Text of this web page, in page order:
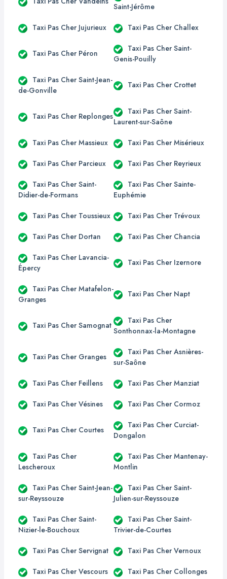
Saint-Jérôme
Taxi Pas Cher Jujurieux Taxi Pas Cher Challex
Taxi Pas Cher Péron
Taxi Pas Cher Saint-
Genis-Pouilly
Taxi Pas Cher Saint-Jean-
de-Gonville
Taxi Pas Cher Crottet
Taxi Pas Cher Replonges
Taxi Pas Cher Saint-
Laurent-sur-Saône
Taxi Pas Cher Massieux Taxi Pas Cher Misérieux
Taxi Pas Cher Parcieux Taxi Pas Cher Reyrieux
Taxi Pas Cher Saint-
Didier-de-Formans
Taxi Pas Cher Sainte-
Euphémie
Taxi Pas Cher Toussieux Taxi Pas Cher Trévoux
Taxi Pas Cher Dortan Taxi Pas Cher Chancia
Taxi Pas Cher Lavancia-
Épercy
Taxi Pas Cher Izernore
Taxi Pas Cher Matafelon-
Granges
Taxi Pas Cher Napt
Taxi Pas Cher Samognat
Taxi Pas Cher
Sonthonnax-la-Montagne
Taxi Pas Cher Granges
Taxi Pas Cher Asnières-
sur-Saône
Taxi Pas Cher Feillens Taxi Pas Cher Manziat
Taxi Pas Cher Vésines Taxi Pas Cher Cormoz
Taxi Pas Cher Courtes
Taxi Pas Cher Curciat-
Dongalon
Taxi Pas Cher
Lescheroux
Taxi Pas Cher Mantenay-
Montlin
Taxi Pas Cher Saint-Jean-
sur-Reyssouze
Taxi Pas Cher Saint-
Julien-sur-Reyssouze
Taxi Pas Cher Saint-
Nizier-le-Bouchoux
Taxi Pas Cher Saint-
Trivier-de-Courtes
Taxi Pas Cher Servignat Taxi Pas Cher Vernoux
Taxi Pas Cher Vescours Taxi Pas Cher Collonges